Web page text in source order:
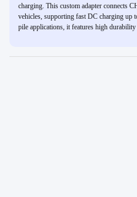
charging. This custom adapter connects
vehicles, supporting fast DC charging up
pile applications, it features high